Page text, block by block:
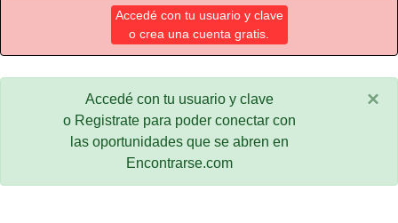
Accedé con tu usuario y clave
o crea una cuenta gratis.
Accedé con tu usuario y clave
o Registrate para poder conectar con
las oportunidades que se abren en
Encontrarse.com
×